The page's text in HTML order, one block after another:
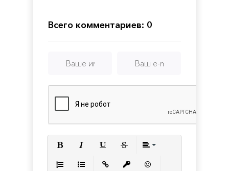
Всего комментариев: 0